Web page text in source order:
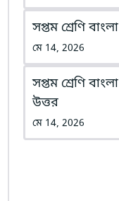
সপ্তম শ্রেণি
মে 14, 2026
সপ্তম শ্রেণি
উত্তর
মে 14, 2026